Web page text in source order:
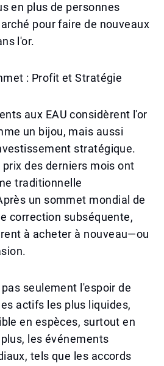
en plus de personnes
pour faire de nouveaux
l'or.
: Profit et Stratégie
aux EAU considèrent l'or
un bijou, mais aussi
stratégique.
des derniers mois ont
traditionnelle
un sommet mondial de
correction subséquente,
à acheter à nouveau—ou
seulement l'espoir de
actifs les plus liquides,
en espèces, surtout en
les événements
tels que les accords